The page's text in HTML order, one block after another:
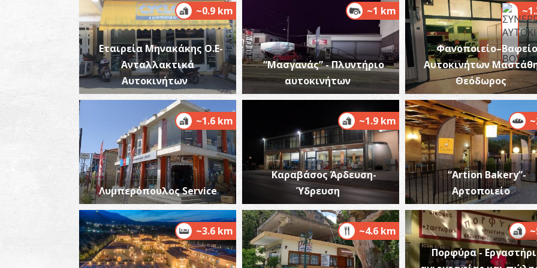
~0.9 km
Εταιρεία Μηνακάκης Ο.Ε-
Ανταλλακτικά
Αυτοκινήτων
~1 km
“Μασγανάς” - Πλυντήριο
αυτοκινήτων
Φανοποιείο–Βαφείο
Αυτοκινήτων
Θεόδωρος
~1.6 km
Λυμπερόπουλος Service
~1.9 km
Καραβάσος Άρδευση-
Ύδρευση
“Artion Bakery”-
Αρτοποιείο
~3.6 km ~4.6 km
Πορφύρα -